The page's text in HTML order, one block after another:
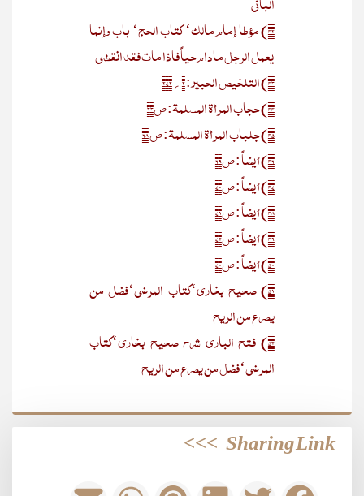
۴۲) مؤطا إمام مالک‘ کتاب الحج‘ باب وإنما
یعمل الرجل مادام حیاً فاذا مات فقد انقضی
۴۳) التلخیص الحبیر: ۲؍۲۷۲
۴۴) حجاب المرأۃ المسلمۃ: ص۳۳
۴۵) جلباب المرأۃ المسلمۃ: ص ۶۸
۴۶) أیضاً : ص۶۹
۴۷) أیضاً : ص۷۰
۴۸) أیضاً : ص۷۱
۴۹) أیضاً : ص۷۲
۵۰) أیضاً : ص۷۰
۵۱) صحیح بخاری‘کتاب المرضی‘فضل من
یصرع من الریح
۵۲) فتح الباری شرح صحیح بخاری‘کتاب
المرضی‘فضل من یصرع من الریح
Sharing Link
>>>